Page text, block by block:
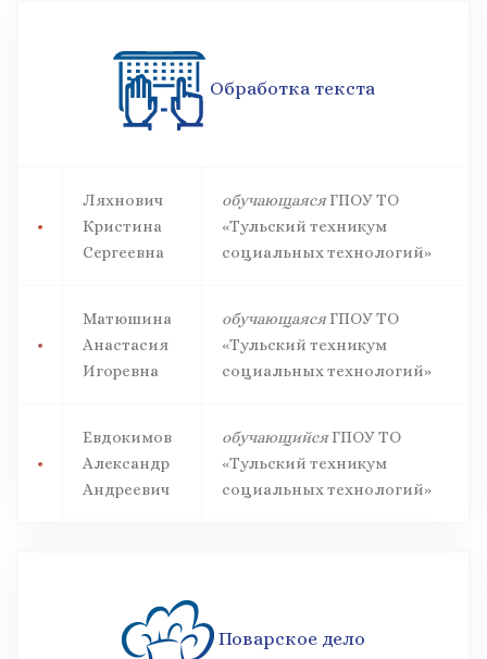
Обработка текста
Ляхнович
Кристина
Сергеевна
обучающаясяГПОУ ТО
«Тульский техникум
социальных технологий»
Матюшина
Анастасия
Игоревна
обучающаясяГПОУ ТО
«Тульский техникум
социальных технологий»
Евдокимов
Александр
Андреевич
обучающийсяГПОУ ТО
«Тульский техникум
социальных технологий»
Поварское дело